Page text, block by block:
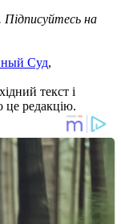
на
Суд,
текст і
це редакцію.